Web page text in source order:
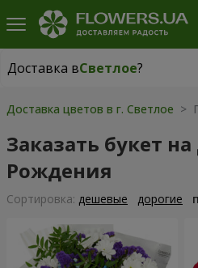
Доставка вСветлое?
Доставка вСветлое|
Доставка цветов в г. Светлое >
Заказать букет
Рождения
Cортировка: дешевые дорогие